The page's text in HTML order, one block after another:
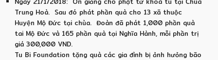
Trung Hoà. Sau đó phát phần quà cho 13 xã thuộc
Huyện Mộ Đức tại chùa. Đoàn đã phát 1,000 phần quà
tai Mộ Đức và 165 phần quà tại Nghĩa Hành, mỗi phần trị
giá 300,000 VND.
Tu Bi Foundation tặng quà các gia đình bị ảnh hưỏng bão